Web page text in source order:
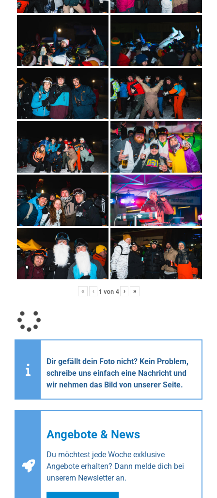
« ‹ 1 von 4 › »
Dir gefällt dein Foto nicht? Kein Problem,
schreibe uns einfach eine Nachricht und
wir nehmen das Bild von unserer Seite.
Angebote & News
Du möchtest jede Woche exklusive
Angebote erhalten? Dann melde dich bei
unserem Newsletter an.